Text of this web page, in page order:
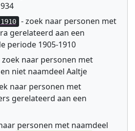
- zoek naar personen met
gerelateerd aan een
periode 1905-1910
zoek naar personen met
niet naamdeel Aaltje
naar personen met
gerelateerd aan een
personen met naamdeel